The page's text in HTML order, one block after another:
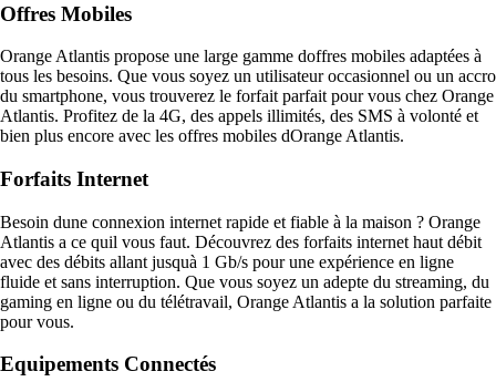
Offres Mobiles
Orange Atlantis propose une large gamme doffres mobiles adaptées à
tous les besoins. Que vous soyez un utilisateur occasionnel ou un accro
du smartphone, vous trouverez le forfait parfait pour vous chez Orange
Atlantis. Profitez de la 4G, des appels illimités, des SMS à volonté et
bien plus encore avec les offres mobiles dOrange Atlantis.
Forfaits Internet
Besoin dune connexion internet rapide et fiable à la maison ? Orange
Atlantis a ce quil vous faut. Découvrez des forfaits internet haut débit
avec des débits allant jusquà 1 Gb/s pour une expérience en ligne
fluide et sans interruption. Que vous soyez un adepte du streaming, du
gaming en ligne ou du télétravail, Orange Atlantis a la solution parfaite
pour vous.
Equipements Connectés